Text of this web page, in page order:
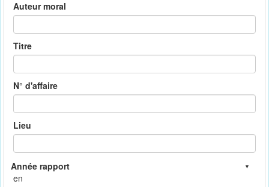
Auteur moral
Titre
N° d'affaire
Lieu
en